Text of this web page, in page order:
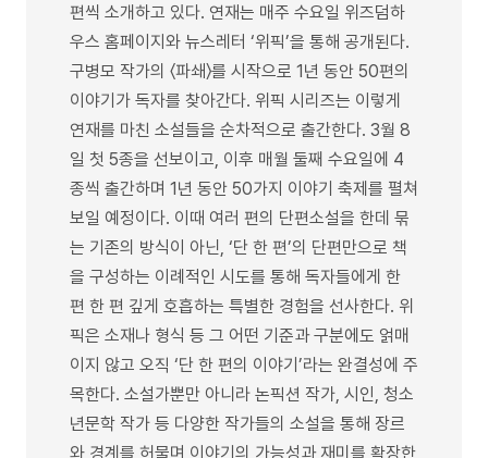
편씩 소개하고 있다. 연재는 매주 수요일 위즈덤하
우스 홈페이지와 뉴스레터 ‘위픽’을 통해 공개된다.
구병모 작가의 〈파쇄〉를 시작으로 1년 동안 50편의
이야기가 독자를 찾아간다. 위픽 시리즈는 이렇게
연재를 마친 소설들을 순차적으로 출간한다. 3월 8
일 첫 5종을 선보이고, 이후 매월 둘째 수요일에 4
종씩 출간하며 1년 동안 50가지 이야기 축제를 펼쳐
보일 예정이다. 이때 여러 편의 단편소설을 한데 묶
는 기존의 방식이 아닌, ‘단 한 편’의 단편만으로 책
을 구성하는 이례적인 시도를 통해 독자들에게 한
편 한 편 깊게 호흡하는 특별한 경험을 선사한다. 위
픽은 소재나 형식 등 그 어떤 기준과 구분에도 얽매
이지 않고 오직 ‘단 한 편의 이야기’라는 완결성에 주
목한다. 소설가뿐만 아니라 논픽션 작가, 시인, 청소
년문학 작가 등 다양한 작가들의 소설을 통해 장르
와 경계를 허물며 이야기의 가능성과 재미를 확장한